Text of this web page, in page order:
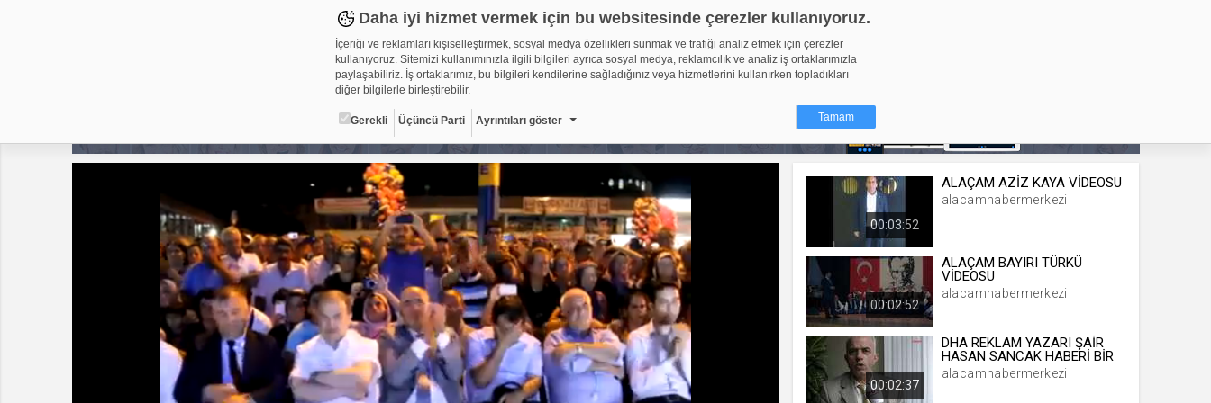
Daha iyi hizmet vermek için bu websitesinde çerezler kullanıyoruz.
İçeriği ve reklamları kişiselleştirmek, sosyal medya özellikleri sunmak ve trafiği analiz etmek için çerezler
kullanıyoruz. Sitemizi kullanımınızla ilgili bilgileri ayrıca sosyal medya, reklamcılık ve analiz iş ortaklarımızla
paylaşabiliriz. İş ortaklarımız, bu bilgileri kendilerine sağladığınız veya hizmetlerini kullanırken topladıkları
diğer bilgilerle birleştirebilir.
Gerekli Üçüncü Parti Ayrıntıları göster Tamam
Çerez nedir?
Çerezler, web-sitelerinin, kullanıcıların deneyimlerini daha verimli hale getirmek amacıyla kullandığı küçük
metin dosyalarıdır. Yasalara göre, bu sitenin işletilmesi için kesinlikle gerekli olan çerezleri cihazınıza
yerleştirebiliyoruz. Diğer çerez türleri için sizden izin almamız gerekiyor. Bu site farklı çerez türleri
kullanmaktadır. Bazı çerezler, sayfalarımızda yer alan üçüncü şahıs hizmetleri tarafından yerleştirilir. İzniniz şu
alanlar için geçerlidir: web.tv
Gerekli 8
Gerekli çerezler, sayfada gezinme ve web-sitesinin güvenli alanlarına
erişim gibi temel işlevleri sağlayarak web-sitesinin daha kullanışlı hale
getirilmesine yardımcı olur. Web-sitesi bu çerezler olmadan doğru bir
şekilde işlev gösteremez.
Adı Sağlayıcı Süresi Türü
GDPR .web.tv 10 yıl
Üçüncü Parti 10
00:03:52
ALAÇAM AZİZ KAYA VİDEOSU
alacamhabermerkezi
00:02:52
ALAÇAM BAYIRI TÜRKÜ
VİDEOSU
alacamhabermerkezi
00:02:37
DHA REKLAM YAZARI ŞAİR
HASAN SANCAK HABERİ BİR
alacamhabermerkezi